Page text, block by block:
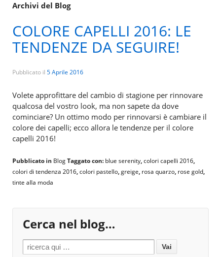
Archivi del Blog
COLORE CAPELLI 2016: LE
TENDENZE DA SEGUIRE!
Pubblicato il 5 Aprile 2016
Volete approfittare del cambio di stagione per rinnovare
qualcosa del vostro look, ma non sapete da dove
cominciare? Un ottimo modo per rinnovarsi è cambiare il
colore dei capelli; ecco allora le tendenze per il colore
capelli 2016!
Pubblicato in BlogTaggato con: blue serenity,colori capelli 2016,
colori di tendenza 2016,colori pastello,greige, rosa quarzo, rose gold,
tinte alla moda
Cerca nel blog…
Search for: